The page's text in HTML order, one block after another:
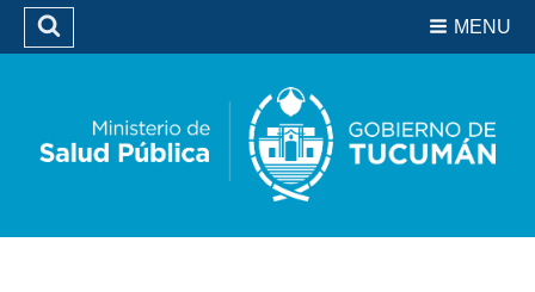
Biblioteca
MENU
Buscar